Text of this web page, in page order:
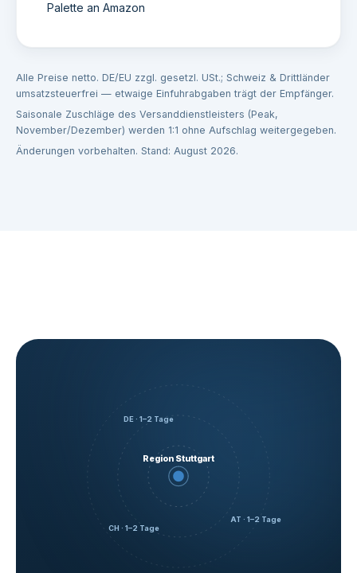
Palette an Amazon
Alle Preise netto. DE/EU zzgl. gesetzl. USt.; Schweiz & Drittländer
umsatzsteuerfrei — etwaige Einfuhrabgaben trägt der Empfänger.
Saisonale Zuschläge des Versanddienstleisters (Peak,
November/Dezember) werden 1:1 ohne Aufschlag weitergegeben.
Änderungen vorbehalten. Stand: August 2026.
Region Stuttgart
DE · 1–2 Tage
AT · 1–2 Tage
CH · 1–2 Tage